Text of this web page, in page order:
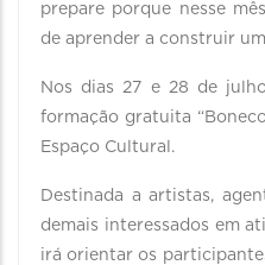
prepare porque nesse
de aprender a construir
Nos dias 27 e 28 de
formação gratuita
Espaço Cultural.
Destinada a artistas,
demais interessados em
irá orientar os